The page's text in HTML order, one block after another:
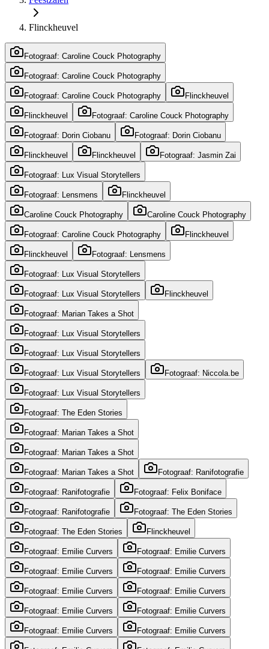
Flinckheuvel
Fotograaf: Caroline Couck Photography
Fotograaf: Caroline Couck Photography
Fotograaf: Caroline Couck Photography Flinckheuvel
Flinckheuvel Fotograaf: Caroline Couck Photography
Fotograaf: Dorin Ciobanu Fotograaf: Dorin Ciobanu
Flinckheuvel Flinckheuvel Fotograaf: Jasmin Zai
Fotograaf: Lux Visual Storytellers
Fotograaf: Lensmens Flinckheuvel
Caroline Couck Photography Caroline Couck Photography
Fotograaf: Caroline Couck Photography Flinckheuvel
Flinckheuvel Fotograaf: Lensmens
Fotograaf: Lux Visual Storytellers
Fotograaf: Lux Visual Storytellers Flinckheuvel
Fotograaf: Marian Takes a Shot
Fotograaf: Lux Visual Storytellers
Fotograaf: Lux Visual Storytellers
Fotograaf: Lux Visual Storytellers Fotograaf: Niccola.be
Fotograaf: Lux Visual Storytellers
Fotograaf: The Eden Stories
Fotograaf: Marian Takes a Shot
Fotograaf: Marian Takes a Shot
Fotograaf: Marian Takes a Shot Fotograaf: Ranifotografie
Fotograaf: Ranifotografie Fotograaf: Felix Boniface
Fotograaf: Ranifotografie Fotograaf: The Eden Stories
Fotograaf: The Eden Stories Flinckheuvel
Fotograaf: Emilie Curvers Fotograaf: Emilie Curvers
Fotograaf: Emilie Curvers Fotograaf: Emilie Curvers
Fotograaf: Emilie Curvers Fotograaf: Emilie Curvers
Fotograaf: Emilie Curvers Fotograaf: Emilie Curvers
Fotograaf: Emilie Curvers Fotograaf: Emilie Curvers